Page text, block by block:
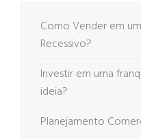
Como Vender em
Recessivo?
Investir em uma
ideia?
Planejamento